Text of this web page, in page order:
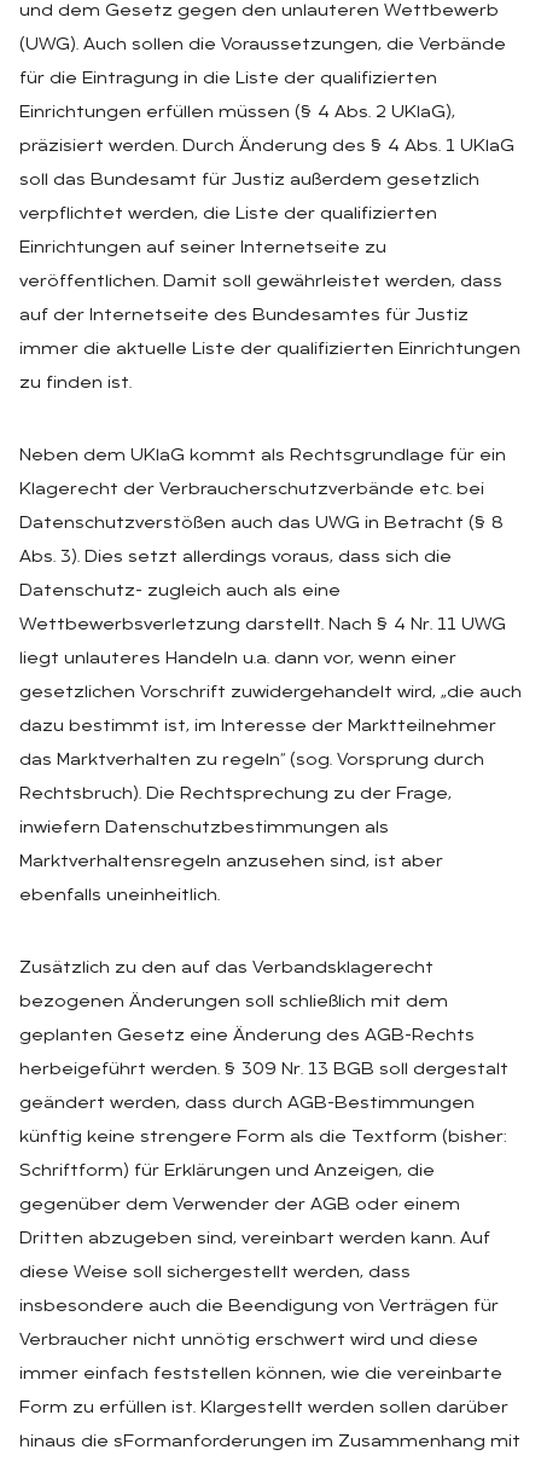
und dem Gesetz gegen den unlauteren Wettbewerb
(UWG). Auch sollen die Voraussetzungen, die Verbände
für die Eintragung in die Liste der qualifizierten
Einrichtungen erfüllen müssen (§ 4 Abs. 2 UKlaG),
präzisiert werden. Durch Änderung des § 4 Abs. 1 UKlaG
soll das Bundesamt für Justiz außerdem gesetzlich
verpflichtet werden, die Liste der qualifizierten
Einrichtungen auf seiner Internetseite zu
veröffentlichen. Damit soll gewährleistet werden, dass
auf der Internetseite des Bundesamtes für Justiz
immer die aktuelle Liste der qualifizierten Einrichtungen
zu finden ist.
Neben dem UKlaG kommt als Rechtsgrundlage für ein
Klagerecht der Verbraucherschutzverbände etc. bei
Datenschutzverstößen auch das UWG in Betracht (§ 8
Abs. 3). Dies setzt allerdings voraus, dass sich die
Datenschutz- zugleich auch als eine
Wettbewerbsverletzung darstellt. Nach § 4 Nr. 11 UWG
liegt unlauteres Handeln u.a. dann vor, wenn einer
gesetzlichen Vorschrift zuwidergehandelt wird, „die auch
dazu bestimmt ist, im Interesse der Marktteilnehmer
das Marktverhalten zu regeln“ (sog. Vorsprung durch
Rechtsbruch). Die Rechtsprechung zu der Frage,
inwiefern Datenschutzbestimmungen als
Marktverhaltensregeln anzusehen sind, ist aber
ebenfalls uneinheitlich.
Zusätzlich zu den auf das Verbandsklagerecht
bezogenen Änderungen soll schließlich mit dem
geplanten Gesetz eine Änderung des AGB-Rechts
herbeigeführt werden. § 309 Nr. 13 BGB soll dergestalt
geändert werden, dass durch AGB-Bestimmungen
künftig keine strengere Form als die Textform (bisher:
Schriftform) für Erklärungen und Anzeigen, die
gegenüber dem Verwender der AGB oder einem
Dritten abzugeben sind, vereinbart werden kann. Auf
diese Weise soll sichergestellt werden, dass
insbesondere auch die Beendigung von Verträgen für
Verbraucher nicht unnötig erschwert wird und diese
immer einfach feststellen können, wie die vereinbarte
Form zu erfüllen ist. Klargestellt werden sollen darüber
hinaus die sFormanforderungen im Zusammenhang mit